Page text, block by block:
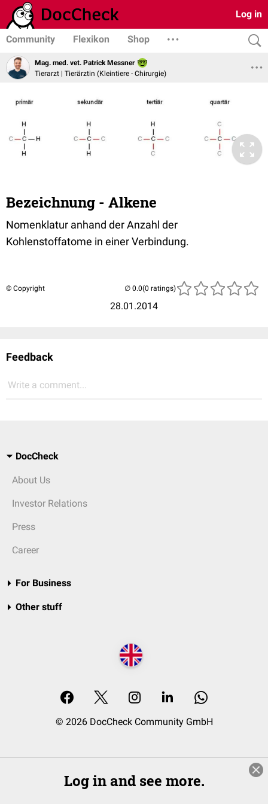
Log in
Community Flexikon Shop
Mag. med. vet. Patrick Messner
Tierarzt | Tierärztin (Kleintiere - Chirurgie)
Bezeichnung - Alkene
Nomenklatur anhand der Anzahl der
Kohlenstoffatome in einer Verbindung.
© Copyright
28.01.2014
(0 ratings)
Feedback
Write a comment...
DocCheck
About Us
Investor Relations
Press
Career
For Business
Other stuff
© 2026 DocCheck Community GmbH
Log in and see more.